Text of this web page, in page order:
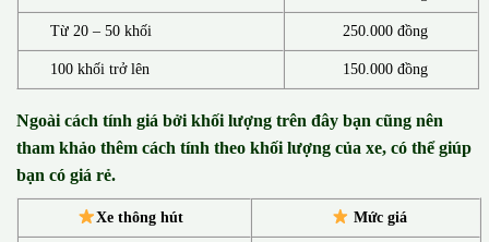
Từ 20 – 50 khối 250.000 đồng
100 khối trở lên 150.000 đồng
Ngoài cách tính giá bởi khối lượng trên đây bạn cũng nên
tham khảo thêm cách tính theo khối lượng của xe, có thể giúp
bạn có giá rẻ.
Xe thông hút Mức giá